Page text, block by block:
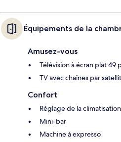
Équipements de la
Amusez-vous
Télévision à écran plat 49
TV avec chaînes par
Confort
Réglage de la
Mini-bar
Machine à expresso